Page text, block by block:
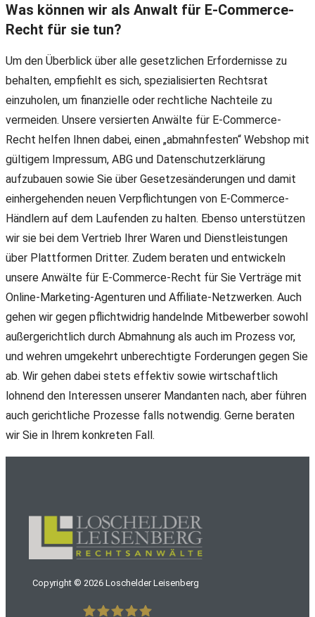
Was können wir als Anwalt für E-Commerce-
Recht für sie tun?
Um den Überblick über alle gesetzlichen Erfordernisse zu
behalten, empfiehlt es sich, spezialisierten Rechtsrat
einzuholen, um finanzielle oder rechtliche Nachteile zu
vermeiden. Unsere versierten Anwälte für E-Commerce-
Recht helfen Ihnen dabei, einen „abmahnfesten“ Webshop mit
gültigem Impressum, ABG und Datenschutzerklärung
aufzubauen sowie Sie über Gesetzesänderungen und damit
einhergehenden neuen Verpflichtungen von E-Commerce-
Händlern auf dem Laufenden zu halten. Ebenso unterstützen
wir sie bei dem Vertrieb Ihrer Waren und Dienstleistungen
über Plattformen Dritter. Zudem beraten und entwickeln
unsere Anwälte für E-Commerce-Recht für Sie Verträge mit
Online-Marketing-Agenturen und Affiliate-Netzwerken. Auch
gehen wir gegen pflichtwidrig handelnde Mitbewerber sowohl
außergerichtlich durch Abmahnung als auch im Prozess vor,
und wehren umgekehrt unberechtigte Forderungen gegen Sie
ab. Wir gehen dabei stets effektiv sowie wirtschaftlich
lohnend den Interessen unserer Mandanten nach, aber führen
auch gerichtliche Prozesse falls notwendig. Gerne beraten
wir Sie in Ihrem konkreten Fall.
Copyright ©2026 Loschelder Leisenberg